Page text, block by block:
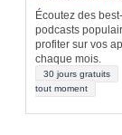
Écoutez des
podcasts
profiter sur vos
chaque mois.
30 jours gratuits
tout moment